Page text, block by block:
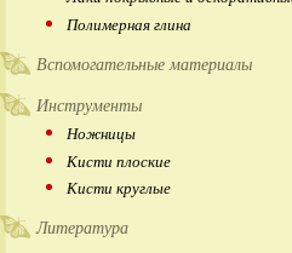
Полимерная глина
Вспомогательные материалы
Инструменты
Ножницы
Кисти плоские
Кисти круглые
Литература